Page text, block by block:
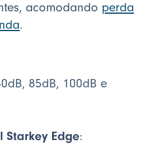
acomodando perda
.
85dB, 100dB e
Edge: